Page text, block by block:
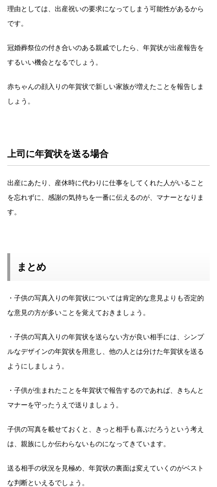
理由としては、出産祝いの要求になってしまう可能性があるから
です。
冠婚葬祭位の付き合いのある親戚でしたら、年賀状が出産報告を
するいい機会となるでしょう。
赤ちゃんの顔入りの年賀状で新しい家族が増えたことを報告しま
しょう。
上司に年賀状を送る場合
出産にあたり、産休時に代わりに仕事をしてくれた人がいること
を忘れずに、感謝の気持ちを一番に伝えるのが、マナーとなりま
す。
まとめ
・子供の写真入りの年賀状については肯定的な意見よりも否定的
な意見の方が多いことを覚えておきましょう。
・子供の写真入りの年賀状を送らない方が良い相手には、シンプ
ルなデザインの年賀状を用意し、他の人とは分けた年賀状を送る
ようにしましょう。
・子供が生まれたことを年賀状で報告するのであれば、きちんと
マナーを守ったうえで送りましょう。
子供の写真を載せておくと、きっと相手も喜ぶだろうという考え
は、親族にしか伝わらないものになってきています。
送る相手の状況を見極め、年賀状の裏面は変えていくのがベスト
な判断といえるでしょう。